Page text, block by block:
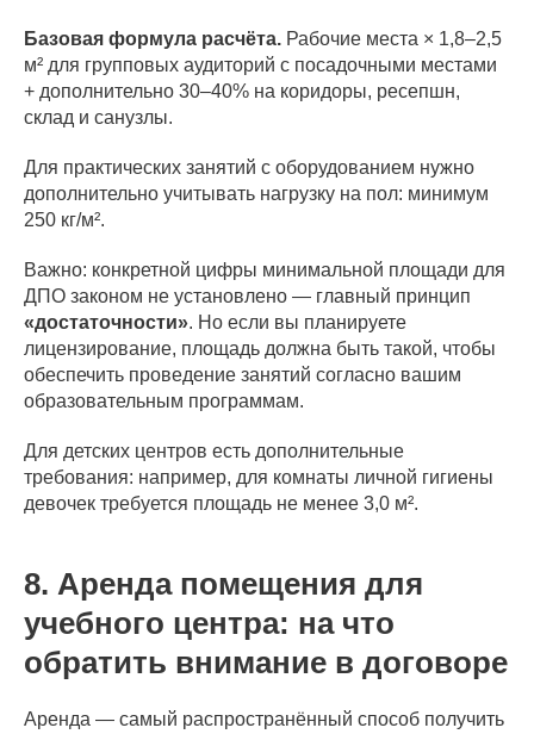
Базовая формула расчёта. Рабочие места × 1,8–2,5
м² для групповых аудиторий с посадочными местами
+ дополнительно 30–40% на коридоры, ресепшн,
склад и санузлы.
Для практических занятий с оборудованием нужно
дополнительно учитывать нагрузку на пол: минимум
250 кг/м².
Важно: конкретной цифры минимальной площади для
ДПО законом не установлено — главный принцип
«достаточности». Но если вы планируете
лицензирование, площадь должна быть такой, чтобы
обеспечить проведение занятий согласно вашим
образовательным программам.
Для детских центров есть дополнительные
требования: например, для комнаты личной гигиены
девочек требуется площадь не менее 3,0 м².
8. Аренда помещения для
учебного центра: на что
обратить внимание в договоре
Аренда — самый распространённый способ получить